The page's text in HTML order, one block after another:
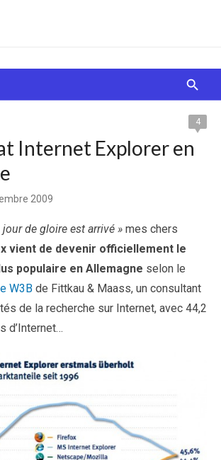
comme une boîte de chocolats… On
sur quoi on va tomber !
4
Internet Explorer en
2009
jour de gloire est arrivé » mes chers
vient de devenir officiellement le
populaire en Allemagne selon le
W3B de Fittkau & Maass, un consultant
de la recherche sur Internet, avec 44,2
d’Internet…